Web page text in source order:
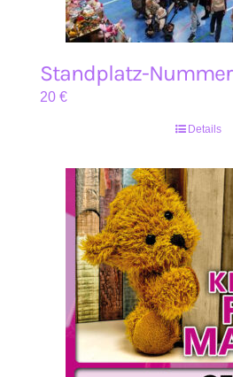
Standplatz-Nummer
20 €
Details